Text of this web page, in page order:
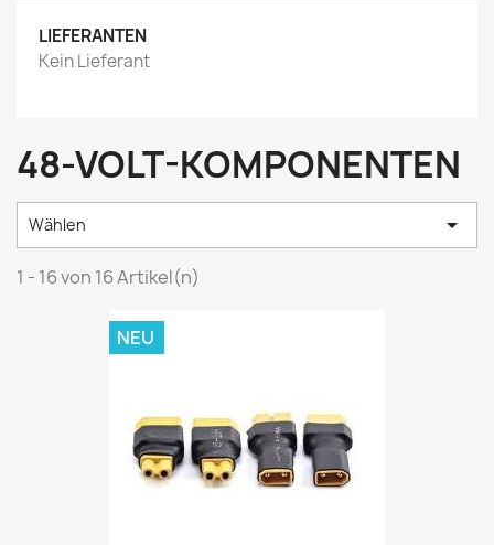
LIEFERANTEN
Kein Lieferant
48-VOLT-KOMPONENTEN
Wählen 
1 - 16 von 16 Artikel(n)
NEU